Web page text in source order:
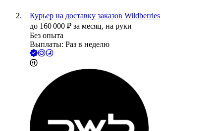
Курьер на доставку заказов Wildberries
до 160 000 ₽ за месяц, на руки
Без опыта
Выплаты: Раз в неделю